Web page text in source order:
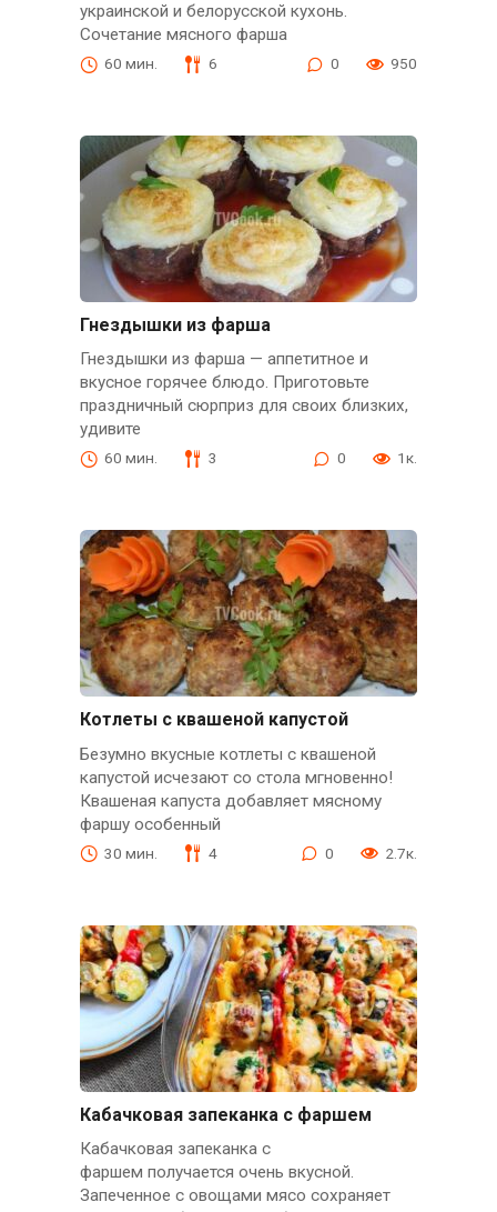
украинской и белорусской кухонь.
Сочетание мясного фарша
60 мин. 6 0 950
Гнездышки из фарша
Гнездышки из фарша — аппетитное и
вкусное горячее блюдо. Приготовьте
праздничный сюрприз для своих близких,
удивите
60 мин. 3 0 1к.
Котлеты с квашеной капустой
Безумно вкусные котлеты с квашеной
капустой исчезают со стола мгновенно!
Квашеная капуста добавляет мясному
фаршу особенный
30 мин. 4 0 2.7к.
Кабачковая запеканка с фаршем
Кабачковая запеканка с
фаршем получается очень вкусной.
Запеченное с овощами мясо сохраняет